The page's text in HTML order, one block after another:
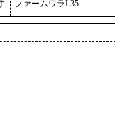
ファームワラL35